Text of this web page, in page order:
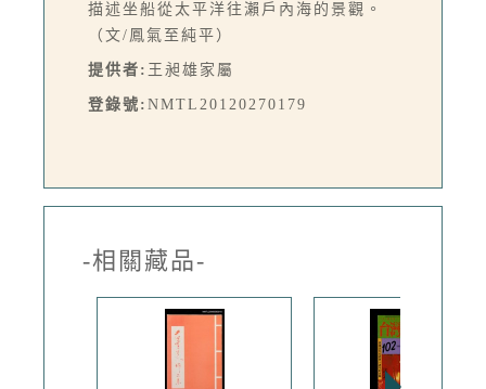
描述坐船從太平洋往瀨戶內海的景觀。
（文/鳳氣至純平）
提供者: 王昶雄家屬
登錄號: NMTL20120270179
-相關藏品-